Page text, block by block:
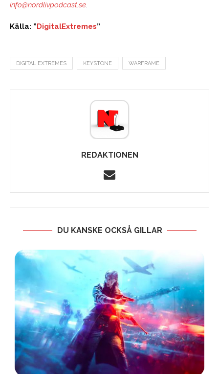
info@nordlivpodcast.se.
Källa: ”DigitalExtremes”
DIGITAL EXTREMES KEYSTONE WARFRAME
REDAKTIONEN
DU KANSKE OCKSÅ GILLAR